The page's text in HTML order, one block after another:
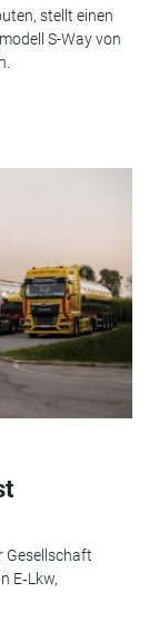
stellt einen
S-Way von
Gesellschaft
E‑Lkw,